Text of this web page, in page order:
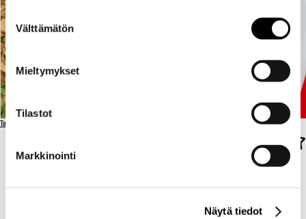
Suostumuksen
valinta
Välttämätön
Mieltymykset
Tilastot
Markkinointi
Näytä tiedot
Takaisin ravintolalistaan
SEOUL
SEOUL FRIED